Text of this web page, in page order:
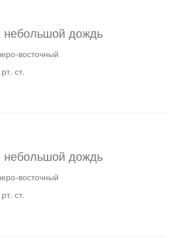
небольшой дождь
восточный
ст.
небольшой дождь
восточный
ст.